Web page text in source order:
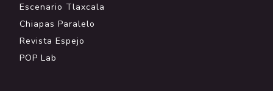
Escenario Tlaxcala
Chiapas Paralelo
Revista Espejo
POP Lab